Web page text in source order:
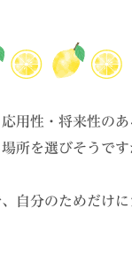
用性・将来性のあ
所を選びそうです
自分のためだけ